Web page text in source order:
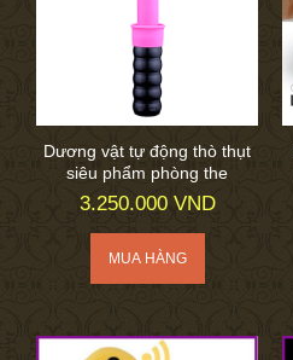
Dương vật tự động thò thụt
siêu phẩm phòng the
3.250.000 VND